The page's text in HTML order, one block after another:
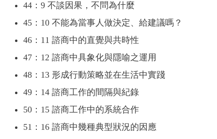
44：9 不談因果，不問為什麼
45：10 不能為當事人做決定、給建議嗎？
46：11 諮商中的直覺與共時性
47：12 諮商中具象化與隱喻之運用
48：13 形成行動策略並在生活中實踐
49：14 諮商工作的間隔與紀錄
50：15 諮商工作中的系統合作
51：16 諮商中幾種典型狀況的因應